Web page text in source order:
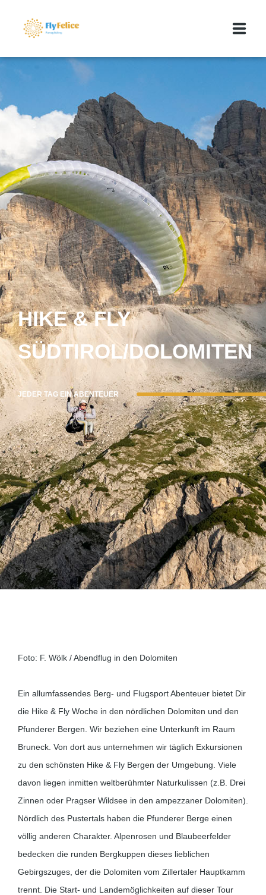
KONTAKT
BLOG
FLYFELICE MARKTPLATZ
HIKE & FLY
SÜDTIROL/DOLOMITEN
JEDER TAG EIN ABENTEUER
Foto: F. Wölk / Abendflug in den Dolomiten
Ein allumfassendes Berg- und Flugsport Abenteuer bietet Dir
die Hike & Fly Woche in den nördlichen Dolomiten und den
Pfunderer Bergen. Wir beziehen eine Unterkunft im Raum
Bruneck. Von dort aus unternehmen wir täglich Exkursionen
zu den schönsten Hike & Fly Bergen der Umgebung. Viele
davon liegen inmitten weltberühmter Naturkulissen (z.B. Drei
Zinnen oder Pragser Wildsee in den ampezzaner Dolomiten).
Nördlich des Pustertals haben die Pfunderer Berge einen
völlig anderen Charakter. Alpenrosen und Blaubeerfelder
bedecken die runden Bergkuppen dieses lieblichen
Gebirgszuges, der die Dolomiten vom Zillertaler Hauptkamm
trennt. Die Start- und Landemöglichkeiten auf dieser Tour